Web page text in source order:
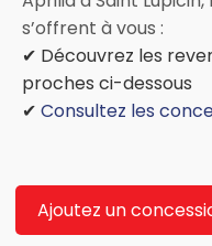
s’offrent à vous :
✔ Découvrez les
proches ci-dessous
✔ Consultez les
Ajoutez un